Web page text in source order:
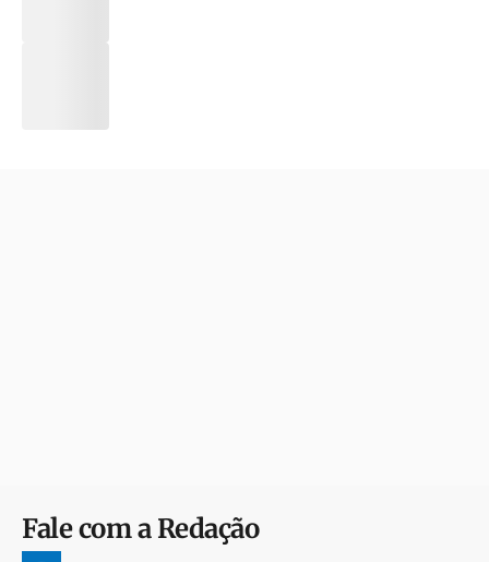
Fale com a Redação